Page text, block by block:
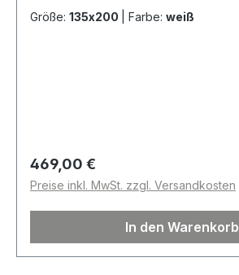
Größe: 135x200 Farbe: weiß
Regulärer Preis:
469,00 €
Preise inkl. MwSt. zzgl. Versandkosten
In den Warenkorb